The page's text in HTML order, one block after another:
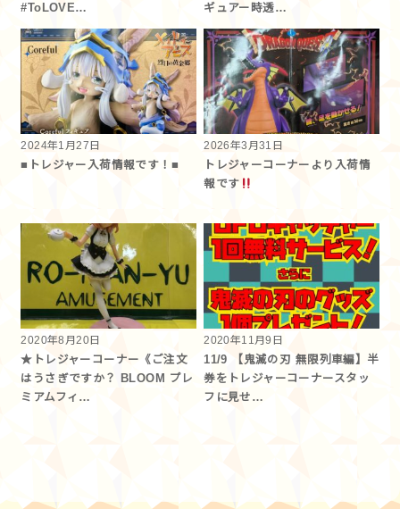
#ToLOVE…
ギュアー時透…
2024年1月27日
■トレジャー入荷情報です！■
2026年3月31日
トレジャーコーナーより入荷情
報です︎
2020年8月20日
★トレジャーコーナー《ご注文
はうさぎですか？ BLOOM プレ
ミアムフィ…
2020年11月9日
11/9 【鬼滅の刃 無限列車編】半
券をトレジャーコーナースタッ
フに見せ…